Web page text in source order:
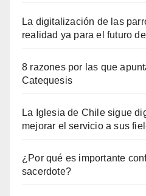
La digitalización de las
realidad ya para el futuro
8 razones por las que
Catequesis
La Iglesia de Chile sigue
mejorar el servicio a sus
¿Por qué es importante
sacerdote?